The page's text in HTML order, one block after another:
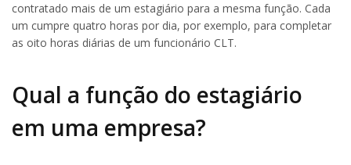
contratado mais de um estagiário para a mesma função. Cada
um cumpre quatro horas por dia, por exemplo, para completar
as oito horas diárias de um funcionário CLT.
Qual a função do estagiário
em uma empresa?